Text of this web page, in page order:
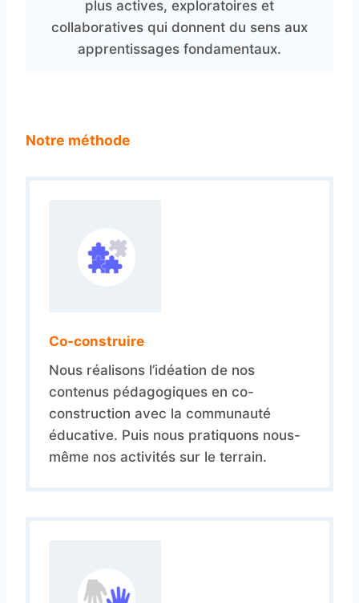
plus actives, exploratoires et
collaboratives qui donnent du sens aux
apprentissages fondamentaux.
Notre méthode
Co-construire
Nous réalisons l’idéation de nos
contenus pédagogiques en co-
construction avec la communauté
éducative. Puis nous pratiquons nous-
même nos activités sur le terrain.